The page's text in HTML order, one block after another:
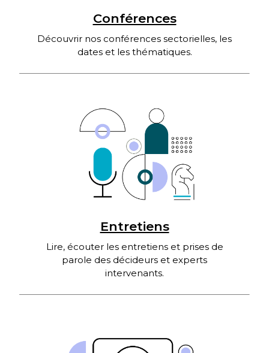
Conférences
Découvrir nos conférences sectorielles, les
dates et les thématiques.
Entretiens
Lire, écouter les entretiens et prises de
parole des décideurs et experts
intervenants.